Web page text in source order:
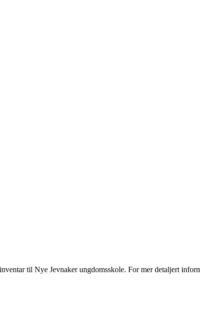
til Nye Jevnaker ungdomsskole. For mer detaljert